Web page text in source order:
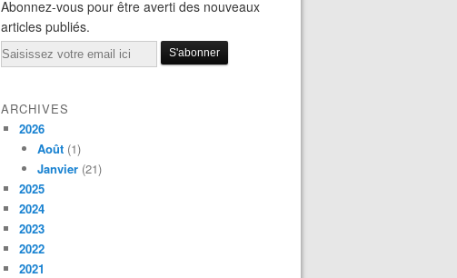
Abonnez-vous pour être averti des nouveaux
articles publiés.
Email
ARCHIVES
2026
Août (1)
Janvier (21)
2025
2024
2023
2022
2021